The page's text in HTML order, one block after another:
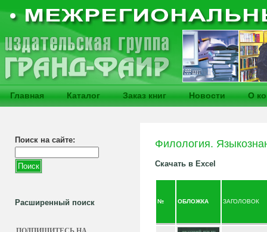
Главная Каталог Заказ книг Новости О
Поиск на сайте:
Расширенный поиск
Филология.
Скачать в Excel
№ ОБЛОЖКА ЗАГОЛОВОК